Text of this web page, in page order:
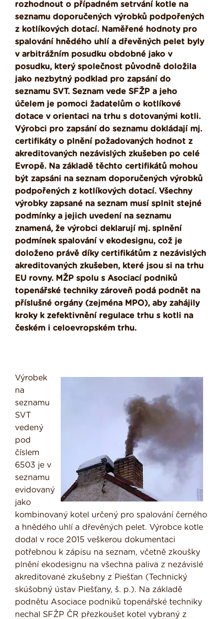
rozhodnout o případném setrvání kotle na
seznamu doporučených výrobků podpořených
z kotlíkových dotací. Naměřené hodnoty pro
spalování hnědého uhlí a dřevěných pelet byly
v arbitrážním posudku obdobné jako v
posudku, který společnost původně doložila
jako nezbytný podklad pro zapsání do
seznamu SVT. Seznam vede SFŽP a jeho
účelem je pomoci žadatelům o kotlíkové
dotace v orientaci na trhu s dotovanými kotli.
Výrobci pro zapsání do seznamu dokládají mj.
certifikáty o plnění požadovaných hodnot z
akreditovaných nezávislých zkušeben po celé
Evropě. Na základě těchto certifikátů mohou
být zapsáni na seznam doporučených výrobků
podpořených z kotlíkových dotací. Všechny
výrobky zapsané na seznam musí splnit stejné
podmínky a jejich uvedení na seznamu
znamená, že výrobci deklarují mj. splnění
podmínek spalování v ekodesignu, což je
doloženo právě díky certifikátům z nezávislých
akreditovaných zkušeben, které jsou si na trhu
EU rovny. MŽP spolu s Asociací podniků
topenářské techniky zároveň podá podnět na
příslušné orgány (zejména MPO), aby zahájily
kroky k zefektivnění regulace trhu s kotli na
českém i celoevropském trhu.
Výrobek
na
seznamu
SVT
vedený
pod
číslem
6503 je v
seznamu
evidovaný
jako
kombinovaný kotel určený pro spalování černého
a hnědého uhlí a dřevěných pelet. Výrobce kotle
dodal v roce 2015 veškerou dokumentaci
potřebnou k zápisu na seznam, včetně zkoušky
plnění ekodesignu na všechna paliva z nezávislé
akreditované zkušebny z Piešťan (Technický
skúšobný ústav Piešťany, š. p.). Na základě
podnětu Asociace podniků topenářské techniky
nechal SFŽP ČR přezkoušet kotel vybraný z